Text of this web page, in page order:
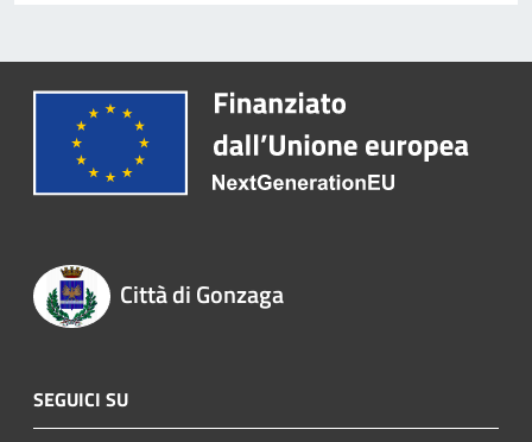
Città di Gonzaga
SEGUICI SU